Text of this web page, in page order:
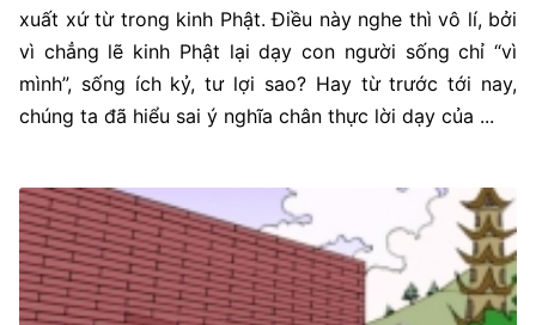
xuất xứ từ trong kinh Phật. Điều này nghe thì vô lí, bởi
vì chẳng lẽ kinh Phật lại dạy con người sống chỉ “vì
mình”, sống ích kỷ, tư lợi sao? Hay từ trước tới nay,
chúng ta đã hiểu sai ý nghĩa chân thực lời dạy của ...